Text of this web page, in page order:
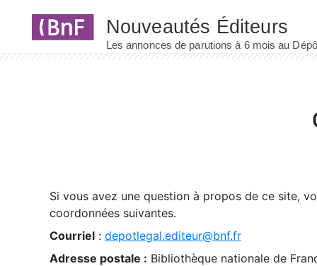
Si vous avez une question à propos de ce site,
coordonnées suivantes.
Courriel : depotlegal.editeur@bnf.fr
Adresse postale : Bibliothèque nationale de